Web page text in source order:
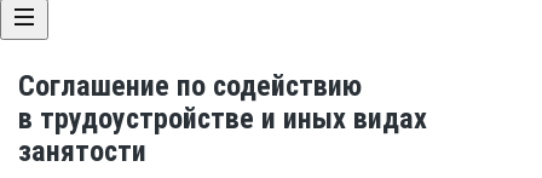
Соглашение по содействию
в трудоустройстве и иных видах
занятости